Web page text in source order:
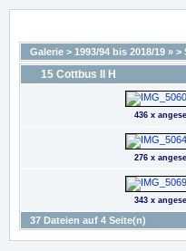
Galerie > 1993/94 bis 2018/19 » >
15 Cottbus II H
436 x
276 x
343 x
37 Dateien auf 4 Seite(n)